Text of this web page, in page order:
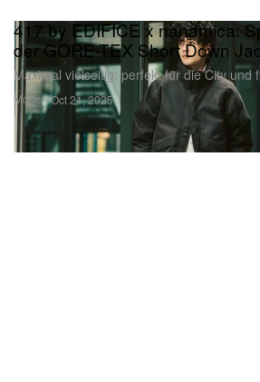
Mode
417 by EDIFICE x nanamica:
der GORE-TEX Short Down
Maximal vielseitig: perfekt für die City und
Oct 21, 2025